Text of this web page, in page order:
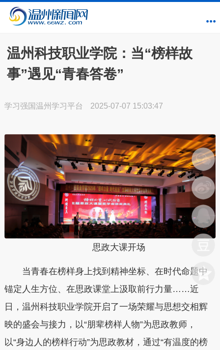
温州科技职业学院：当“榜样故
事”遇见“青春答卷”
学习强国温州学习平台 2025-07-07 15:03:47
思政大课开场
当青春在榜样身上找到精神坐标、在时代命题中
锚定人生方位、在思政课堂上汲取前行力量……近
日，温州科技职业学院开启了一场荣耀与思想交相辉
映的盛会与接力，以“朋辈榜样人物”为思政教师，
以“身边人的榜样行动”为思政教材，通过“有温度的榜